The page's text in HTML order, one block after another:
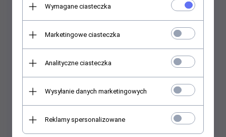
Rajstopy Conte 150 DEN LYCRA® – ciepło i wygoda w jednym
Wymagane ciasteczka
Marketingowe ciasteczka
Analityczne ciasteczka
Wysyłanie danych marketingowych
Reklamy spersonalizowane